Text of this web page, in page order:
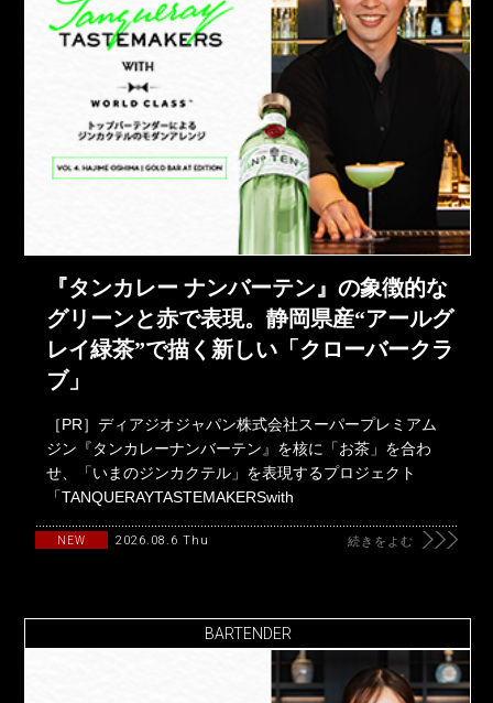
『タンカレー ナンバーテン』の象徴的な
グリーンと赤で表現。静岡県産“アールグ
レイ緑茶”で描く新しい「クローバークラ
ブ」
［PR］ディアジオジャパン株式会社スーパープレミアム
ジン『タンカレーナンバーテン』を核に「お茶」を合わ
せ、「いまのジンカクテル」を表現するプロジェクト
「TANQUERAYTASTEMAKERSwith
NEW 2026.08.6 Thu 続きをよむ
BARTENDER